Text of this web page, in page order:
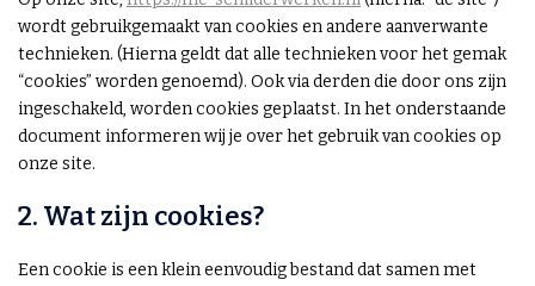
wordt gebruikgemaakt van cookies en andere aanverwante
technieken. (Hierna geldt dat alle technieken voor het gemak
“cookies” worden genoemd). Ook via derden die door ons zijn
ingeschakeld, worden cookies geplaatst. In het onderstaande
document informeren wij je over het gebruik van cookies op
onze site.
2. Wat zijn cookies?
Een cookie is een klein eenvoudig bestand dat samen met